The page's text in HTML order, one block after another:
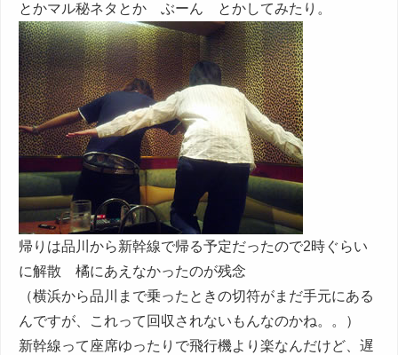
とかマル秘ネタとか ぶーん とかしてみたり。
帰りは品川から新幹線で帰る予定だったので2時ぐらい
に解散 橘にあえなかったのが残念
（横浜から品川まで乗ったときの切符がまだ手元にある
んですが、これって回収されないもんなのかね。。）
新幹線って座席ゆったりで飛行機より楽なんだけど、遅